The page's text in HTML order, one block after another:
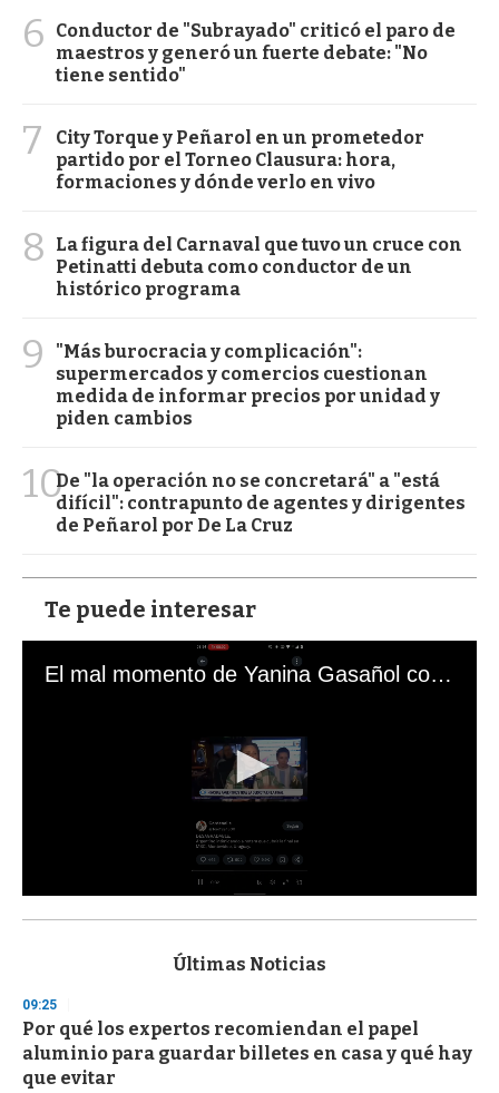
6
Conductor de "Subrayado" criticó el paro de
maestros y generó un fuerte debate: "No
tiene sentido"
7
City Torque y Peñarol en un prometedor
partido por el Torneo Clausura: hora,
formaciones y dónde verlo en vivo
8
La figura del Carnaval que tuvo un cruce con
Petinatti debuta como conductor de un
histórico programa
9
"Más burocracia y complicación":
supermercados y comercios cuestionan
medida de informar precios por unidad y
piden cambios
10De "la operación no se concretará" a "está
difícil": contrapunto de agentes y dirigentes
de Peñarol por De La Cruz
Te puede interesar
El mal momento de Yanina Gasañol con un hincha argentino en "Subrayado"
s
d
s
o
f
3
Últimas Noticias
09:25
Por qué los expertos recomiendan el papel
aluminio para guardar billetes en casa y qué hay
que evitar